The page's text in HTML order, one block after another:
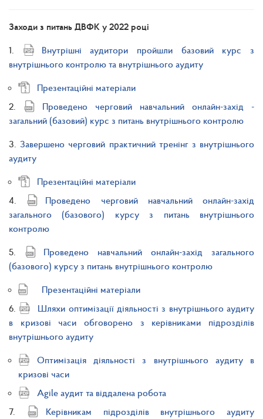
Заходи з питань ДВФК у 2022 році
1.
Внутрішні аудитори пройшли базовий курс з
внутрішнього контролю та внутрішнього аудиту
Презентаційні матеріали
2.
Проведено черговий навчальний онлайн-захід -
загальний (базовий) курс з питань внутрішнього контролю
3.Завершено черговий практичний тренінг з внутрішнього
аудиту
Презентаційні матеріали
4.
Проведено черговий навчальний онлайн-захід
загального (базового) курсу з питань внутрішнього
контролю
5.
Проведено навчальний онлайн-захід загального
(базового) курсу з питань внутрішнього контролю
Презентаційні матеріали
6.
Шляхи оптимізації діяльності з внутрішнього аудиту
в кризові часи обговорено з керівниками підрозділів
внутрішнього аудиту
Оптимізація діяльності з внутрішнього аудиту в
кризові часи
Agile аудит та віддалена робота
7.
Керівникам підрозділів внутрішнього аудиту